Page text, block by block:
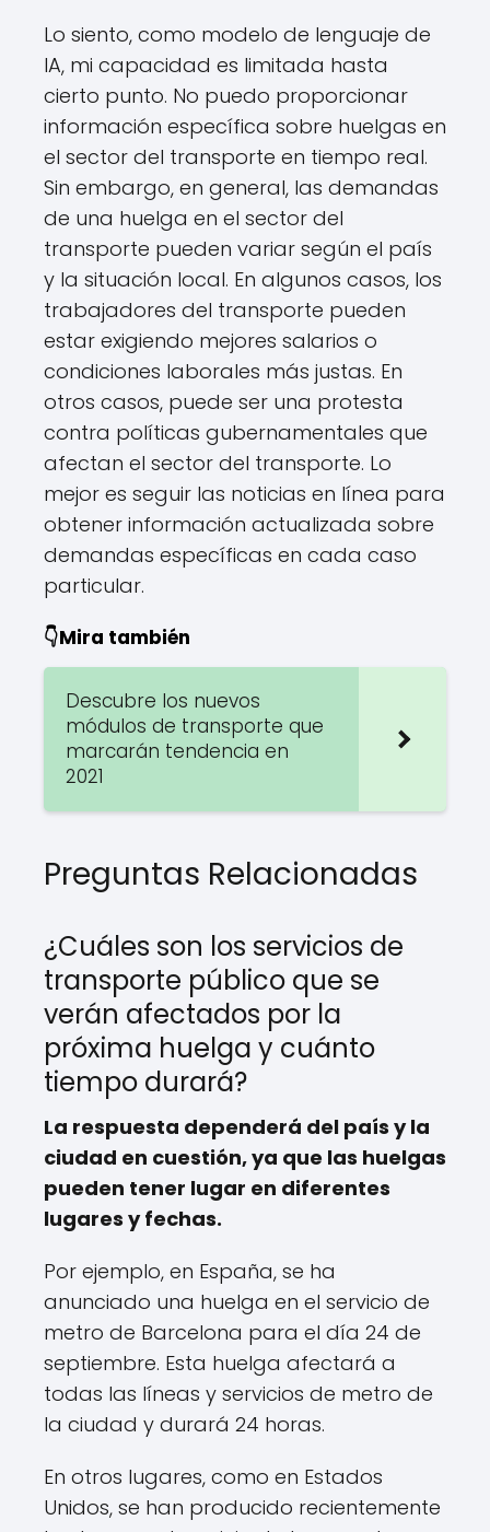
Lo siento, como modelo de lenguaje de
IA, mi capacidad es limitada hasta
cierto punto. No puedo proporcionar
información específica sobre huelgas en
el sector del transporte en tiempo real.
Sin embargo, en general, las demandas
de una huelga en el sector del
transporte pueden variar según el país
y la situación local. En algunos casos, los
trabajadores del transporte pueden
estar exigiendo mejores salarios o
condiciones laborales más justas. En
otros casos, puede ser una protesta
contra políticas gubernamentales que
afectan el sector del transporte. Lo
mejor es seguir las noticias en línea para
obtener información actualizada sobre
demandas específicas en cada caso
particular.
👇Mira también
Descubre los nuevos
módulos de transporte que
marcarán tendencia en
2021
Preguntas Relacionadas
¿Cuáles son los servicios de
transporte público que se
verán afectados por la
próxima huelga y cuánto
tiempo durará?
La respuesta dependerá del país y la
ciudad en cuestión, ya que las huelgas
pueden tener lugar en diferentes
lugares y fechas.
Por ejemplo, en España, se ha
anunciado una huelga en el servicio de
metro de Barcelona para el día 24 de
septiembre. Esta huelga afectará a
todas las líneas y servicios de metro de
la ciudad y durará 24 horas.
En otros lugares, como en Estados
Unidos, se han producido recientemente